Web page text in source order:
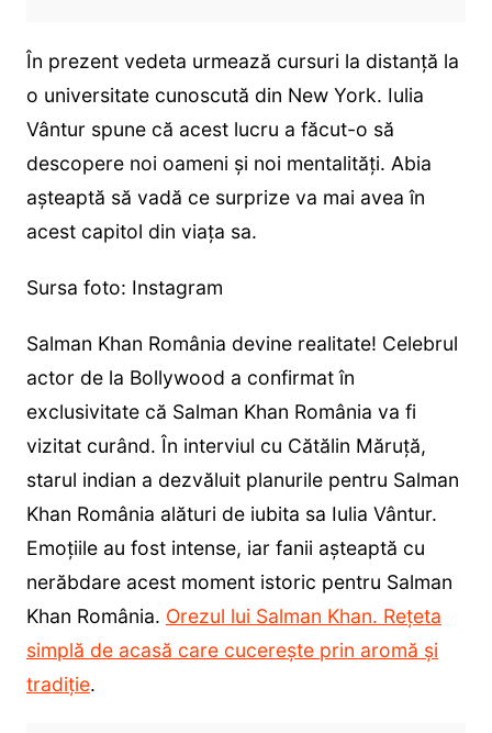
În prezent vedeta urmează cursuri la distanță la
o universitate cunoscută din New York. Iulia
Vântur spune că acest lucru a făcut-o să
descopere noi oameni și noi mentalități. Abia
așteaptă să vadă ce surprize va mai avea în
acest capitol din viața sa.
Sursa foto: Instagram
Salman Khan România devine realitate! Celebrul
actor de la Bollywood a confirmat în
exclusivitate că Salman Khan România va fi
vizitat curând. În interviul cu Cătălin Măruță,
starul indian a dezvăluit planurile pentru Salman
Khan România alături de iubita sa Iulia Vântur.
Emoțiile au fost intense, iar fanii așteaptă cu
nerăbdare acest moment istoric pentru Salman
Khan România. Orezul lui Salman Khan. Rețeta
simplă de acasă care cucerește prin aromă și
tradiție.